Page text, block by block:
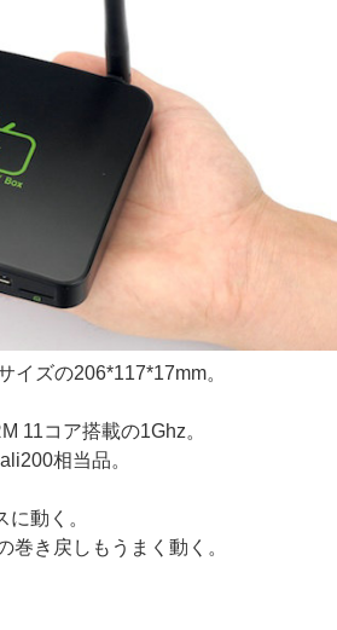
イズの206*117*17mm。
11コア搭載の1Ghz。
相当品。
動く。
巻き戻しもうまく動く。